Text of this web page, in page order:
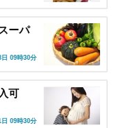
ーパ
09時30分
可
09時30分